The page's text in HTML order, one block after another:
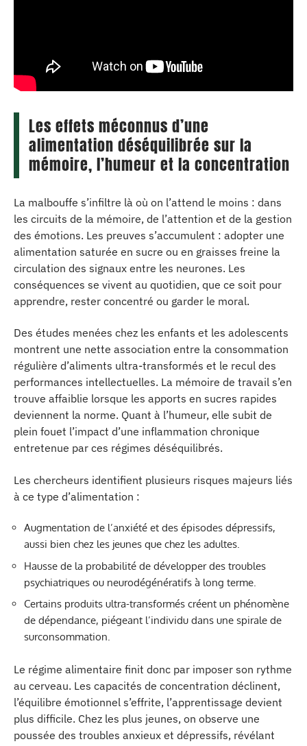
Les effets méconnus d’une
alimentation déséquilibrée sur la
mémoire, l’humeur et la concentration
La malbouffe s’infiltre là où on l’attend le moins : dans
les circuits de la mémoire, de l’attention et de la gestion
des émotions. Les preuves s’accumulent : adopter une
alimentation saturée en sucre ou en graisses freine la
circulation des signaux entre les neurones. Les
conséquences se vivent au quotidien, que ce soit pour
apprendre, rester concentré ou garder le moral.
Des études menées chez les enfants et les adolescents
montrent une nette association entre la consommation
régulière d’aliments ultra-transformés et le recul des
performances intellectuelles. La mémoire de travail s’en
trouve affaiblie lorsque les apports en sucres rapides
deviennent la norme. Quant à l’humeur, elle subit de
plein fouet l’impact d’une inflammation chronique
entretenue par ces régimes déséquilibrés.
Les chercheurs identifient plusieurs risques majeurs liés
à ce type d’alimentation :
Augmentation de l’anxiété et des épisodes dépressifs,
aussi bien chez les jeunes que chez les adultes.
Hausse de la probabilité de développer des troubles
psychiatriques ou neurodégénératifs à long terme.
Certains produits ultra-transformés créent un phénomène
de dépendance, piégeant l’individu dans une spirale de
surconsommation.
Le régime alimentaire finit donc par imposer son rythme
au cerveau. Les capacités de concentration déclinent,
l’équilibre émotionnel s’effrite, l’apprentissage devient
plus difficile. Chez les plus jeunes, on observe une
poussée des troubles anxieux et dépressifs, révélant